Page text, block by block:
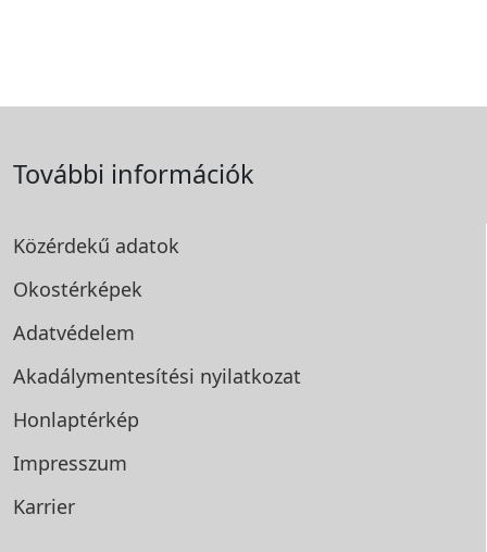
További információk
Közérdekű adatok
Okostérképek
Adatvédelem
Akadálymentesítési nyilatkozat
Honlaptérkép
Impresszum
Karrier